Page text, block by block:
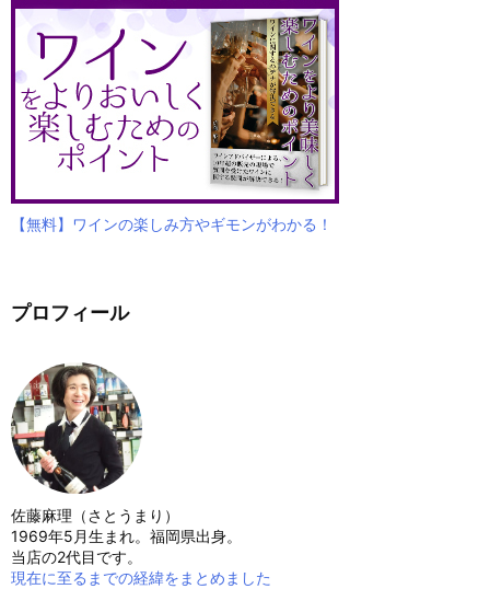
【無料】ワインの楽しみ方やギモンがわかる！
プロフィール
佐藤麻理（さとうまり）
1969年5月生まれ。福岡県出身。
当店の2代目です。
現在に至るまでの経緯をまとめました